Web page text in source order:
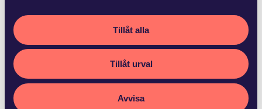
Tillåt alla
Tillåt urval
Avvisa
biträtt Ludvika Kommun
Fagersta kommun och Ludvika Kommun Stadshus AB har
med hälften vardera förvärvat Vattenfalls 50,6 procent av
aktierna i Västerbergslagens Energi AB. S…